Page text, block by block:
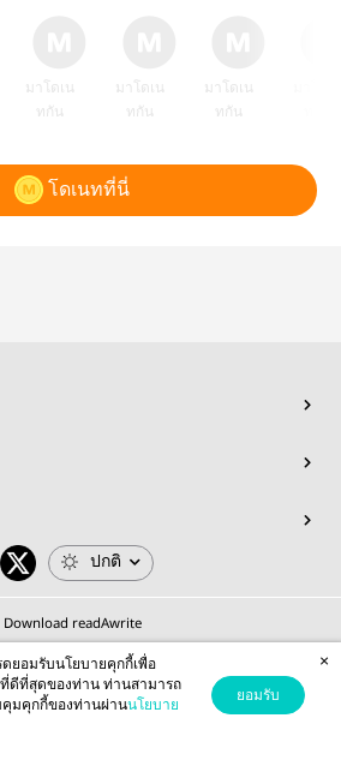
มาโดเน
ทกัน
มาโดเน
ทกัน
มาโดเน
ทกัน
โดเนทที่นี่
ปกติ
Download readAwrite
by MEB Corporation Public Company Limited
and the Google
ยอมรับนโยบายคุกกี้เพื่อ
ดีที่สุดของท่าน ท่านสามารถ
มคุกกี้ของท่านผ่านนโยบาย
ยอมรับ
×